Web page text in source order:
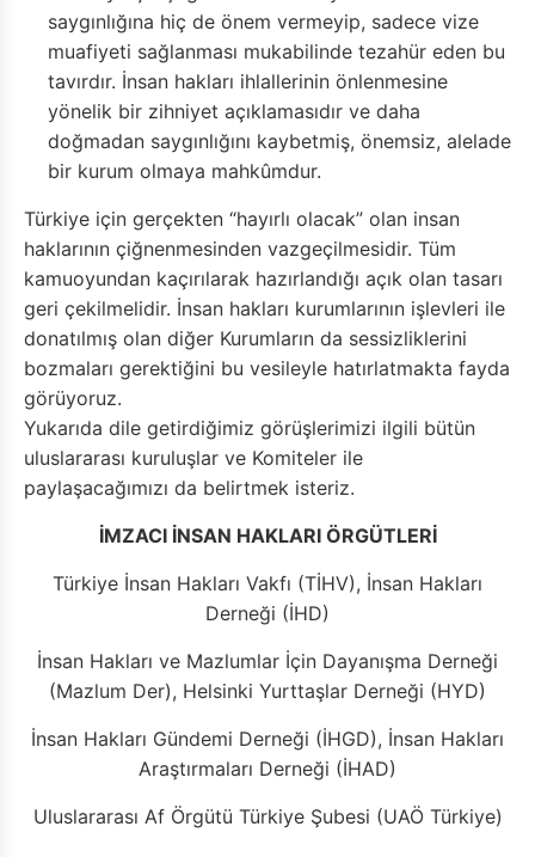
saygınlığına hiç de önem vermeyip, sadece vize
muafiyeti sağlanması mukabilinde tezahür eden bu
tavırdır. İnsan hakları ihlallerinin önlenmesine
yönelik bir zihniyet açıklamasıdır ve daha
doğmadan saygınlığını kaybetmiş, önemsiz, alelade
bir kurum olmaya mahkûmdur.
Türkiye için gerçekten “hayırlı olacak” olan insan
haklarının çiğnenmesinden vazgeçilmesidir. Tüm
kamuoyundan kaçırılarak hazırlandığı açık olan tasarı
geri çekilmelidir. İnsan hakları kurumlarının işlevleri ile
donatılmış olan diğer Kurumların da sessizliklerini
bozmaları gerektiğini bu vesileyle hatırlatmakta fayda
görüyoruz.
Yukarıda dile getirdiğimiz görüşlerimizi ilgili bütün
uluslararası kuruluşlar ve Komiteler ile
paylaşacağımızı da belirtmek isteriz.
İMZACI İNSAN HAKLARI ÖRGÜTLERİ
Türkiye İnsan Hakları Vakfı (TİHV), İnsan Hakları
Derneği (İHD)
İnsan Hakları ve Mazlumlar İçin Dayanışma Derneği
(Mazlum Der), Helsinki Yurttaşlar Derneği (HYD)
İnsan Hakları Gündemi Derneği (İHGD), İnsan Hakları
Araştırmaları Derneği (İHAD)
Uluslararası Af Örgütü Türkiye Şubesi (UAÖ Türkiye)